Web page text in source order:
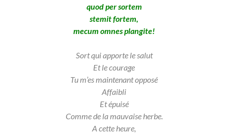
quod per sortem
stemit fortem,
mecum omnes plangite!
Sort qui apporte le salut
Et le courage
Tu m’es maintenant opposé
Affaibli
Et épuisé
Comme de la mauvaise herbe.
A cette heure,